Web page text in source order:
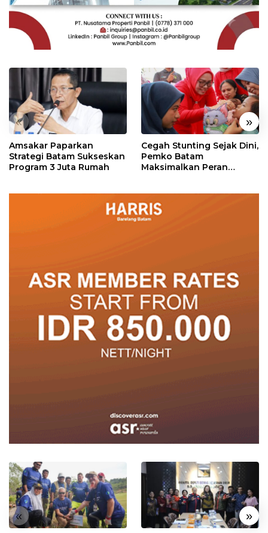
« »
Amsakar Paparkan
Strategi Batam Sukseskan
Program 3 Juta Rumah
Cegah Stunting Sejak Dini,
Pemko Batam
Maksimalkan Peran
« »